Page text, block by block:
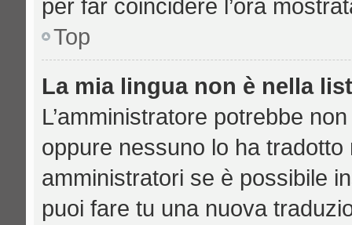
per far coincidere l’ora
Top
La mia lingua non è nella
L’amministratore potrebbe
oppure nessuno lo ha
amministratori se è possibile
puoi fare tu una nuova